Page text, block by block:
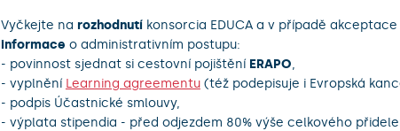
Vyčkejte na rozhodnutíkonsorcia EDUCA a v případě akceptace
informace o administrativním postupu:
- povinnost sjednat si cestovní pojištění ERAPO,
- vyplnění Learning agreementu(též podepisuje i Evropská
- podpis Účastnické smlouvy,
- výplata stipendia - před odjezdem 80% výše celkového